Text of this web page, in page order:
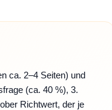
ca. 2–4 Seiten) und
(ca. 40 %), 3.
Richtwert, der je